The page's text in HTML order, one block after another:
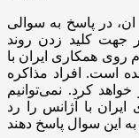
در پاسخ به سوالی
جهت کلید زدن روند
روی همکاری ایران با
است. افراد مذاکره
کرد. نمی‌توانیم
ایران با آژانس را رد